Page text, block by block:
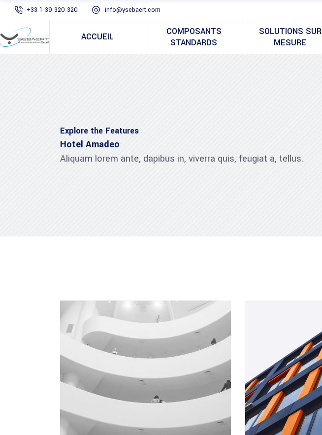
+33 1 39 320 320 info@ysebaert.com
ACCUEIL
COMPOSANTS
STANDARDS
SOLUTIONS SUR
MESURE
Explore the Features
Hotel Amadeo
Aliquam lorem ante, dapibus in, viverra quis, feugiat a, tellus.